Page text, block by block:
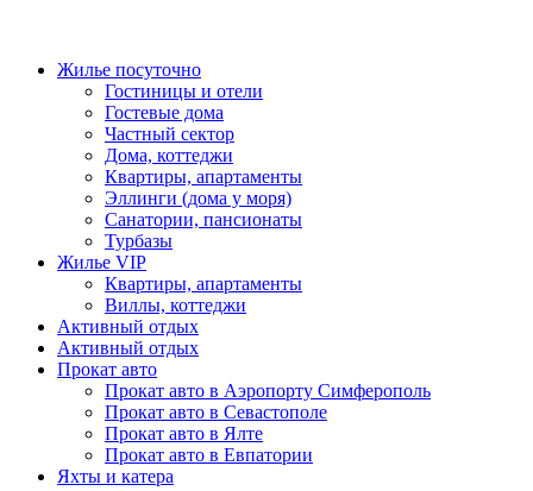
Жилье посуточно
Гостиницы и отели
Гостевые дома
Частный сектор
Дома, коттеджи
Квартиры, апартаменты
Эллинги (дома у моря)
Санатории, пансионаты
Турбазы
Жилье VIP
Квартиры, апартаменты
Виллы, коттеджи
Активный отдых
Активный отдых
Прокат авто
Прокат авто в Аэропорту Симферополь
Прокат авто в Севастополе
Прокат авто в Ялте
Прокат авто в Евпатории
Яхты и катера